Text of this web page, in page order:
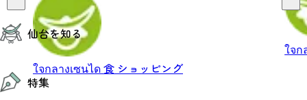
仙台夜時間
モデルコース
エリアガイド
お知らせ
お得なチケット
仙台を知る
仙台の魅力
エリアガイド
特集
ใจกลางเซนได食 ショッピング
ใจก